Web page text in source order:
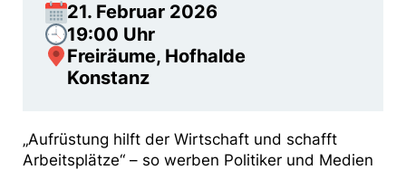
21. Februar 2026
19:00 Uhr
Freiräume, Hofhalde
Konstanz
„Aufrüstung hilft der Wirtschaft und schafft
Arbeitsplätze“ – so werben Politiker und Medien